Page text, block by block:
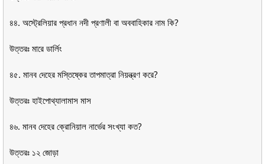
৪৪. অস্ট্রেলিয়ার প্রধান নদী প্রণালী বা অববাহিকার নাম কি?
উত্তরঃ মারে ডার্লিং
৪৫. মানব দেহের মস্তিষ্কের তাপমাত্রা নিয়ন্ত্রণ করে?
উত্তরঃ হাইপোথ্যালামাস মাস
৪৬. মানব দেহের ক্রোনিয়াল নার্ভের সংখ্যা কত?
উত্তরঃ ১২ জোড়া